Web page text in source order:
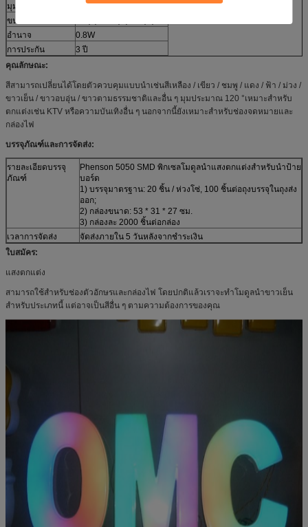
มุม
120 °
ขนาด
อำนาจ
0.8W
การประกัน
3 ปี
คุณลักษณะ:
สีสามารถเปลี่ยนได้โดยตัวควบคุมแบบนำเช่นสีเหลือง / เขียว / ชมพู / แดง / ฟ้า / ม่วง /
ขาวเย็น / ขาวอบอุ่น / ขาวตามธรรมชาติและอื่น ๆ มุมประมาณ 120 °เหมาะสำหรับ
ตกแต่งเช่น KTV หรือความบันเทิงอื่น ๆ นอกจากนี้ยังเหมาะสำหรับช่องจดหมายและ
กล่องไฟ
บรรจุภัณฑ์และการจัดส่ง:
รายละเอียดบรรจุ
ภัณฑ์
Phenson 5050 SMD พิกเซลโมดูลนำแสงตกแต่งสำหรับนำป้าย
บอร์ด
1) บรรจุมาตรฐาน: 20 ชิ้น / ห่วงโซ่, 100 ชิ้นต่อถุงบรรจุในถุงส่ง
ออก;
2) กล่องขนาด: 53 * 31 * 27 ซม.
3) กล่องละ 2000 ชิ้นต่อกล่อง
เวลาการจัดส่ง
จัดส่งภายใน 5 วันหลังจากชำระเงิน
ใบสมัคร:
แสงตกแต่ง
สามารถใช้สำหรับช่องตัวอักษรและกล่องไฟ โดยปกติแล้วเราจะทำโมดูลนำขาวเย็น
สำหรับประเภทนี้ แต่อาจเป็นสีอื่น ๆ ตามความต้องการของคุณ